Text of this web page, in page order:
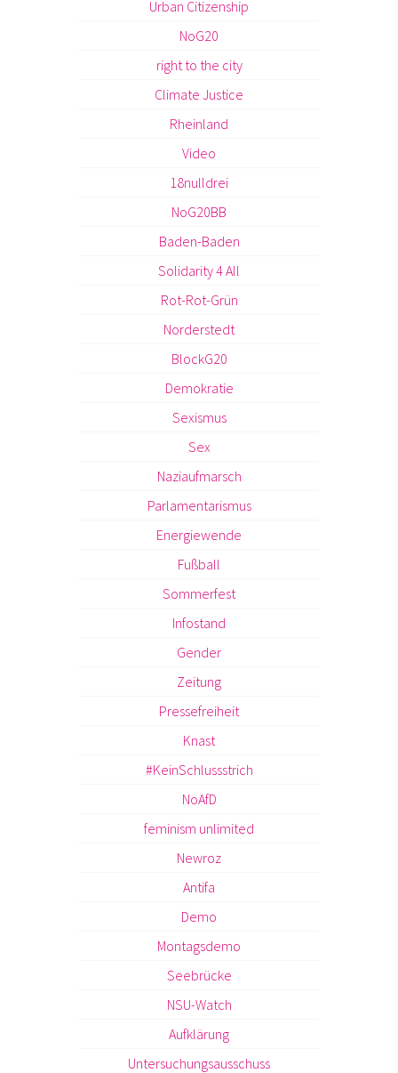
Urban Citizenship
NoG20
right to the city
Climate Justice
Rheinland
Video
18nulldrei
NoG20BB
Baden-Baden
Solidarity 4 All
Rot-Rot-Grün
Norderstedt
BlockG20
Demokratie
Sexismus
Sex
Naziaufmarsch
Parlamentarismus
Energiewende
Fußball
Sommerfest
Infostand
Gender
Zeitung
Pressefreiheit
Knast
#KeinSchlussstrich
NoAfD
feminism unlimited
Newroz
Antifa
Demo
Montagsdemo
Seebrücke
NSU-Watch
Aufklärung
Untersuchungsausschuss